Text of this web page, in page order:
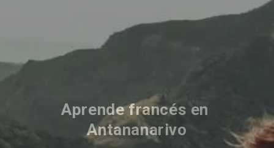
Aprende francés en
Antananarivo